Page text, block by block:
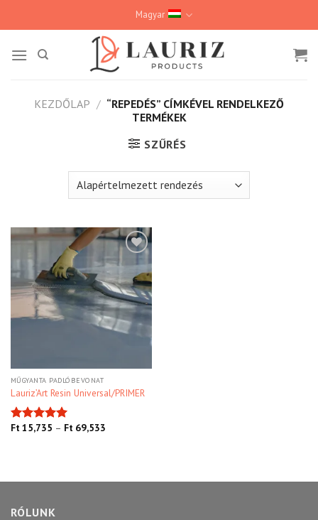
Magyar
KEZDŐLAP / “REPEDÉS” CÍMKÉVEL RENDELKEZŐ
TERMÉKEK
SZŰRÉS
Kedvencekhez
MŰGYANTA PADLÓBEVONAT
Lauriz’Art Resin Universal/PRIMER
Értékelés:
Ft15,735 – Ft69,533
RÓLUNK